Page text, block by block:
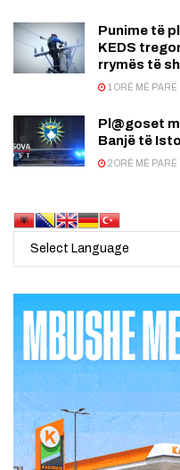
Punime të
KEDS
rrymës të
1 ORË MË PARË
Pl@goset
Banjë të
2 ORË MË PARË